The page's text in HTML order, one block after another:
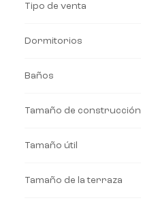
Tipo de venta
Dormitorios
Baños
Tamaño de construcción
Tamaño útil
Tamaño de la terraza